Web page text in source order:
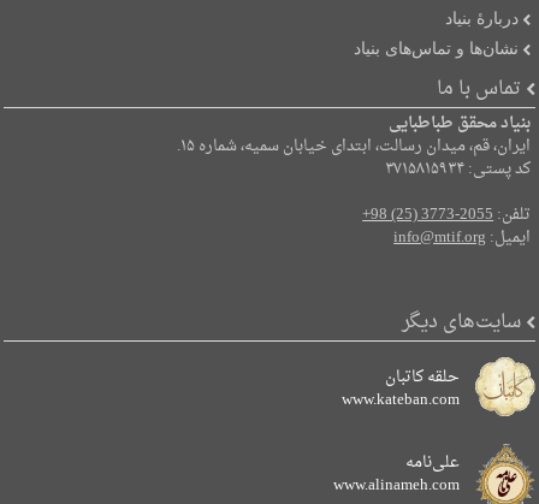
دربارۀ بنیاد
نشان‌ها و تماس‌های بنیاد
تماس با ما
بنیاد محقق طباطبایی
ایران، قم، میدان رسالت، ابتدای خیابان سمیه، شماره ۱۵.
کد پستی: ۳۷۱۵۸۱۵۹۳۴
تلفن:+98 (25) 3773-2055
ایمیل:info@mtif.org
سایت‌های دیگر
حلقه کاتبان
www.kateban.com
علی‌نامه
www.alinameh.com